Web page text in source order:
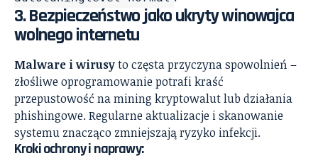
3. Bezpieczeństwo jako ukryty winowajca
wolnego internetu
Malware i wirusyto częsta przyczyna spowolnień –
złośliwe oprogramowanie potrafi kraść
przepustowość na mining kryptowalut lub działania
phishingowe. Regularne aktualizacje i skanowanie
systemu znacząco zmniejszają ryzyko infekcji.
Kroki ochrony i naprawy: